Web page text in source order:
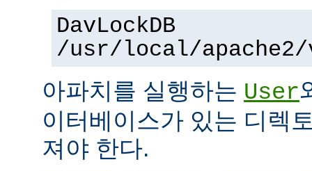
DavLockDB
/usr/local/apache2/
아파치를 실행하는 User
이터베이스가 있는 디렉
져야 한다.